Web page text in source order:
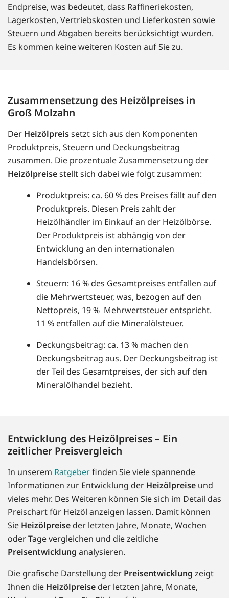
Endpreise, was bedeutet, dass Raffineriekosten,
Lagerkosten, Vertriebskosten und Lieferkosten sowie
Steuern und Abgaben bereits berücksichtigt wurden.
Es kommen keine weiteren Kosten auf Sie zu.
Zusammensetzung des Heizölpreises in
Groß Molzahn
Der Heizölpreissetzt sich aus den Komponenten
Produktpreis, Steuern und Deckungsbeitrag
zusammen. Die prozentuale Zusammensetzung der
Heizölpreisestellt sich dabei wie folgt zusammen:
Produktpreis: ca. 60 % des Preises fällt auf den
Produktpreis. Diesen Preis zahlt der
Heizölhändler im Einkauf an der Heizölbörse.
Der Produktpreis ist abhängig von der
Entwicklung an den internationalen
Handelsbörsen.
Steuern: 16 % des Gesamtpreises entfallen auf
die Mehrwertsteuer, was, bezogen auf den
Nettopreis, 19 % Mehrwertsteuer entspricht.
11 % entfallen auf die Mineralölsteuer.
Deckungsbeitrag: ca. 13 % machen den
Deckungsbeitrag aus. Der Deckungsbeitrag ist
der Teil des Gesamtpreises, der sich auf den
Mineralölhandel bezieht.
Entwicklung des Heizölpreises – Ein
zeitlicher Preisvergleich
In unserem Ratgeberfinden Sie viele spannende
Informationen zur Entwicklung der Heizölpreise und
vieles mehr. Des Weiteren können Sie sich im Detail das
Preischart für Heizöl anzeigen lassen. Damit können
Sie Heizölpreise der letzten Jahre, Monate, Wochen
oder Tage vergleichen und die zeitliche
Preisentwicklung analysieren.
Die grafische Darstellung der Preisentwicklung zeigt
Ihnen die Heizölpreise der letzten Jahre, Monate,